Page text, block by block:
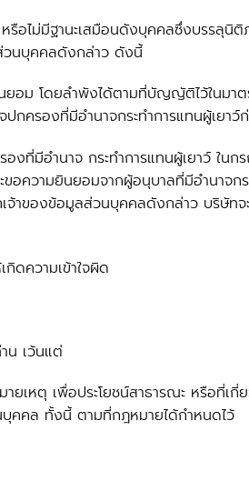
อไม่มีฐานะเสมือนดังบุคคลซึ่งบรรลุนิ
วนบุคคลดังกล่าว ดังนี้
นยอม โดยลำพังได้ตามที่บัญญัติไว้ใน
กครองที่มีอำนาจกระทำการแทนผู้เยาว์
งที่มีอำนาจ กระทำการแทนผู้เยาว์ ใน
ความยินยอมจากผู้อนุบาลที่มีอำนาจก
จ้าของข้อมูลส่วนบุคคลดังกล่าว บริษั
ดความเข้าใจผิด
น เว้นแต่
ยเหตุ เพื่อประโยชน์สาธารณะ หรือที่เ
บุคคล ทั้งนี้ ตามที่กฎหมายได้กำหนดไว้